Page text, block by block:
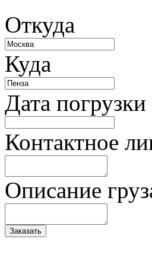
Откуда
Куда
Дата погрузки
Контактное
Описание
Заказать